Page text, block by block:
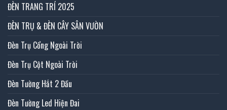
ĐÈN TRANG TRÍ 2025
ĐÈN TRỤ & ĐÈN CÂY SÂN VƯỜN
Đèn Trụ Cổng Ngoài Trời
Đèn Trụ Cột Ngoài Trời
Đèn Tường Hắt 2 Đầu
Đèn Tường Led Hiện Đai